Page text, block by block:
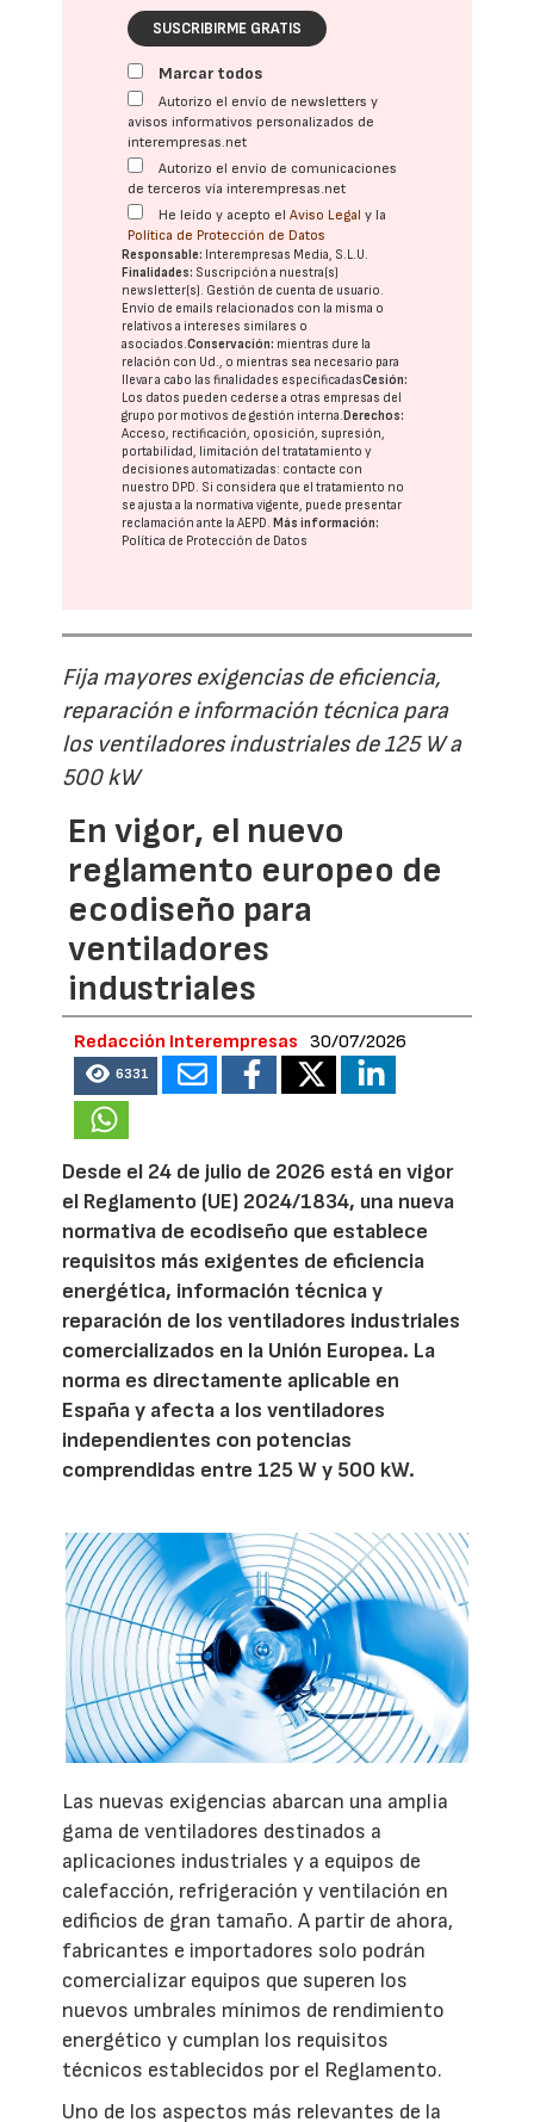
SUSCRIBIRME GRATIS
Marcar todos
Autorizo el envío de newsletters y
avisos informativos personalizados de
interempresas.net
Autorizo el envío de comunicaciones
de terceros vía interempresas.net
He leído y acepto elAviso Legal y la
Política de Protección de Datos
Responsable: Interempresas Media, S.L.U.
Finalidades: Suscripción a nuestra(s)
newsletter(s). Gestión de cuenta de usuario.
Envío de emails relacionados con la misma o
relativos a intereses similares o
asociados.Conservación: mientras dure la
relación con Ud., o mientras sea necesario para
llevar a cabo las finalidades especificadasCesión:
Los datos pueden cederse a otras empresas del
grupo por motivos de gestión interna.Derechos:
Acceso, rectificación, oposición, supresión,
portabilidad, limitación del tratatamiento y
decisiones automatizadas: contacte con
nuestro DPD. Si considera que el tratamiento no
se ajusta a la normativa vigente, puede presentar
reclamación ante laAEPD.Más información:
Política de Protección de Datos
Fija mayores exigencias de eficiencia,
reparación e información técnica para
los ventiladores industriales de 125 W a
500 kW
En vigor, el nuevo
reglamento europeo de
ecodiseño para
ventiladores
industriales
Redacción Interempresas 30/07/2026
6331
Desde el 24 de julio de 2026 está en vigor
el Reglamento (UE) 2024/1834, una nueva
normativa de ecodiseño que establece
requisitos más exigentes de eficiencia
energética, información técnica y
reparación de los ventiladores industriales
comercializados en la Unión Europea. La
norma es directamente aplicable en
España y afecta a los ventiladores
independientes con potencias
comprendidas entre 125 W y 500 kW.
Las nuevas exigencias abarcan una amplia
gama de ventiladores destinados a
aplicaciones industriales y a equipos de
calefacción, refrigeración y ventilación en
edificios de gran tamaño. A partir de ahora,
fabricantes e importadores solo podrán
comercializar equipos que superen los
nuevos umbrales mínimos de rendimiento
energético y cumplan los requisitos
técnicos establecidos por el Reglamento.
Uno de los aspectos más relevantes de la